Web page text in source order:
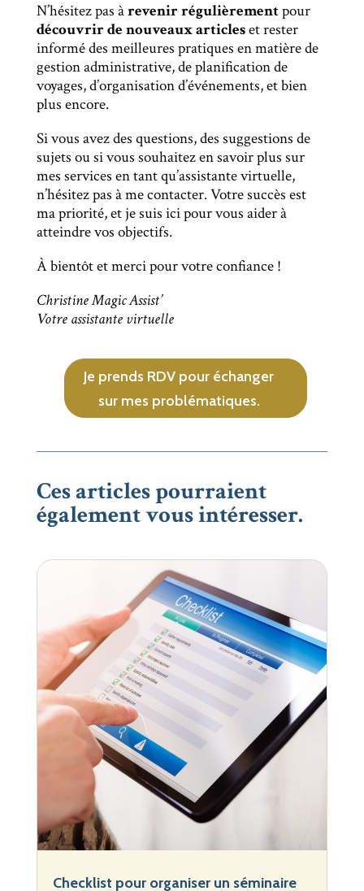
N’hésitez pas àrevenir régulièrementpour
découvrir de nouveaux articleset rester
informé des meilleures pratiques en matière de
gestion administrative, de planification de
voyages, d’organisation d’événements, et bien
plus encore.
Si vous avez des questions, des suggestions de
sujets ou si vous souhaitez en savoir plus sur
mes services en tant qu’assistante virtuelle,
n’hésitez pas à me contacter. Votre succès est
ma priorité, et je suis ici pour vous aider à
atteindre vos objectifs.
À bientôt et merci pour votre confiance !
Christine Magic Assist’
Votre assistante virtuelle
Je prends RDV pour échanger
sur mes problématiques.
Ces articles pourraient
également vous intéresser.
Checklist pour organiser un séminaire